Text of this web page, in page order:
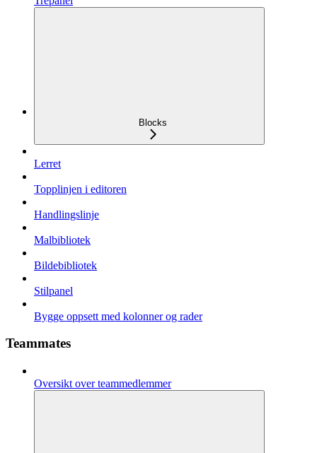
Blocks
Lerret
Topplinjen i editoren
Handlingslinje
Malbibliotek
Bildebibliotek
Stilpanel
Bygge oppsett med kolonner og rader
Teammates
Oversikt over teammedlemmer